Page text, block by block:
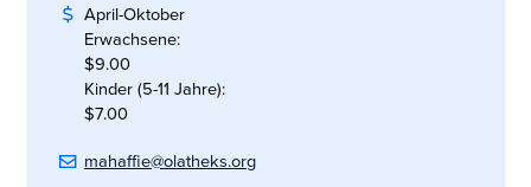
April-Oktober
Erwachsene:
$9.00
Kinder (5-11 Jahre):
$7.00
mahaffie@olatheks.org